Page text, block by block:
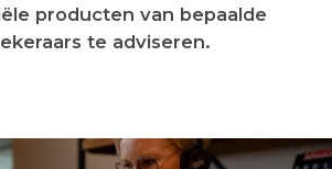
producten van bepaalde
te adviseren.